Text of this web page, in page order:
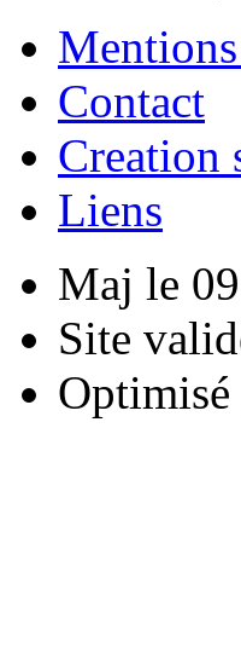
Contact
Creation
Liens
Maj le
Site